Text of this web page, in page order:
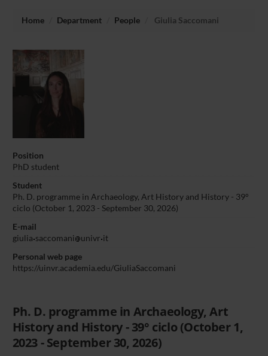
Home Department People Giulia Saccomani
Position
PhD student
Student
Ph. D. programme in Archaeology, Art History and History - 39°
ciclo (October 1, 2023 - September 30, 2026)
E-mail
giulia saccomani univr it
Personal web page
https://uinvr.academia.edu/GiuliaSaccomani
Ph. D. programme in Archaeology, Art
History and History - 39° ciclo (October 1,
2023 - September 30, 2026)